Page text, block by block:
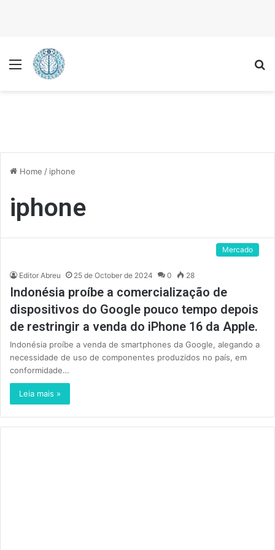
Menu
Home / iphone
iphone
Mercado
Editor Abreu 25 de October de 2024 0 28
Indonésia proíbe a comercialização de
dispositivos do Google pouco tempo depois
de restringir a venda do iPhone 16 da Apple.
Indonésia proíbe a venda de smartphones da Google, alegando a
necessidade de uso de componentes produzidos no país, em
conformidade…
Leia mais »